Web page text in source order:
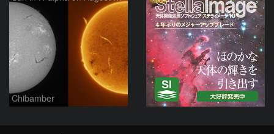
Chibamber